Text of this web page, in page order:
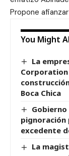
Propone
You Might
La
Corporation
Boca Chica
pignoración
excedente
La